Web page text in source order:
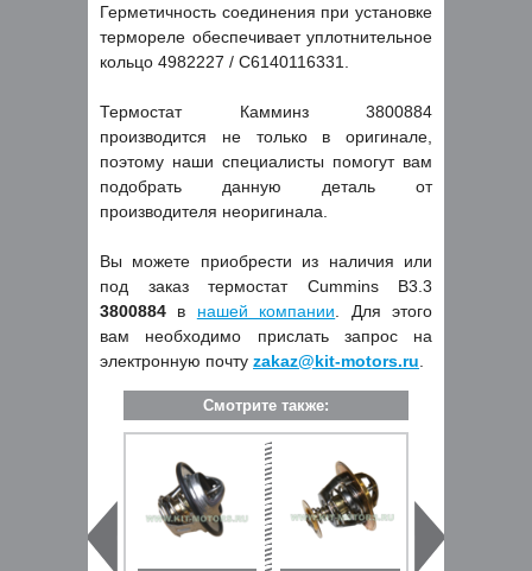
Герметичность соединения при установке
термореле обеспечивает уплотнительное
кольцо 4982227 / C6140116331.
Термостат Камминз 3800884
производится не только в оригинале,
поэтому наши специалисты помогут вам
подобрать данную деталь от
производителя неоригинала.
Вы можете приобрести из наличия или
под заказ термостат Cummins B3.3
3800884 в нашей компании . Для этого
вам необходимо прислать запрос на
электронную почту zakaz@kit-motors.ru
Смотрите также: